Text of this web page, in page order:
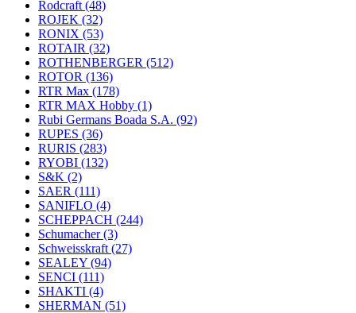
Rodcraft (48)
ROJEK (32)
RONIX (53)
ROTAIR (32)
ROTHENBERGER (512)
ROTOR (136)
RTR Max (178)
RTR MAX Hobby (1)
Rubi Germans Boada S.A. (92)
RUPES (36)
RURIS (283)
RYOBI (132)
S&K (2)
SAER (111)
SANIFLO (4)
SCHEPPACH (244)
Schumacher(3)
Schweisskraft (27)
SEALEY (94)
SENCI (111)
SHAKTI (4)
SHERMAN (51)